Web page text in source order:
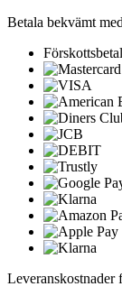
Betala bekvämt med
Leveranskostnader